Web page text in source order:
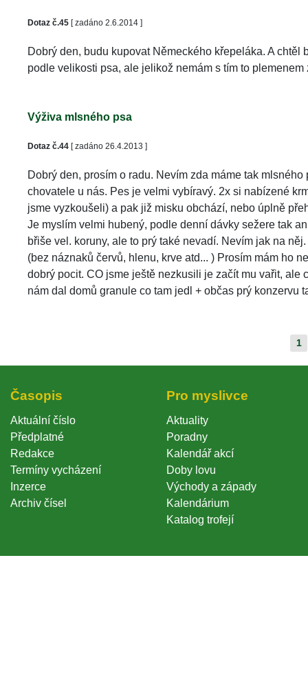
Dotaz č.45 [ zadáno 2.6.2014 ]
Dobrý den, budu kupovat Německého křepeláka. A
podle velikosti psa, ale jelikož nemám s tím to
Výživa mlsného psa
Dotaz č.44 [ zadáno 26.4.2013 ]
Dobrý den, prosím o radu. Nevím zda máme tak
chovatele u nás. Pes je velmi vybíravý. 2x si nabízené
jsme vyzkoušeli) a pak již misku obchází, nebo úplně
Je myslím velmi hubený, podle denní dávky sežere tak
břiše vel. koruny, ale to prý také nevadí. Nevím jak na
(bez náznaků červů, hlenu, krve atd... ) Prosím mám ho
dobrý pocit. CO jsme ještě nezkusili je začít mu vařit,
nám dal domů granule co tam jedl + občas prý konzervu
1
Časopi
Aktuální číslo
Předplatné
Redakce
Termíny vycházení
Inzerce
Archiv čísel
Pro myslivce
Aktuality
Poradny
Kalendář akcí
Doby lovu
Východy a západy
Kalendárium
Katalog trofejí